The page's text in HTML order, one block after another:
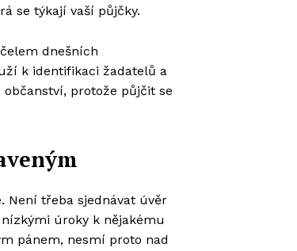
se týkají vaší půjčky.
dnešních
k identifikaci žadatelů a
protože půjčit se
Není třeba sjednávat úvěr
úroky k nějakému
pánem, nesmí proto nad